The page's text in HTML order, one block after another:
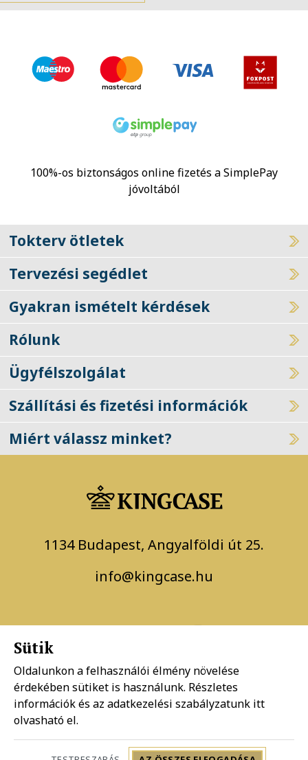
100%-os biztonságos online fizetés a SimplePay
jóvoltából
Tokterv ötletek
Tervezési segédlet
Gyakran ismételt kérdések
Rólunk
Ügyfélszolgálat
Szállítási és fizetési információk
Miért válassz minket?
1134 Budapest, Angyalföldi út 25.
info@kingcase.hu
Adatkezelési szabályzat
Sütik
Oldalunkon a felhasználói élmény növelése
érdekében sütiket is használunk. Részletes
információk és az adatkezelési szabályzatunk itt
olvasható el.